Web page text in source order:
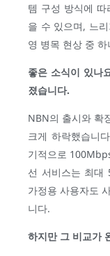
템 구성 방식에
을 수 있으며, 느
영 병목 현상 중
좋은 소식이 있나
졌습니다.
NBN의 출시와 확
크게 하락했습니
기적으로
선 서비스는 최대
가정용 사용자도
니다.
하지만 그 비교가